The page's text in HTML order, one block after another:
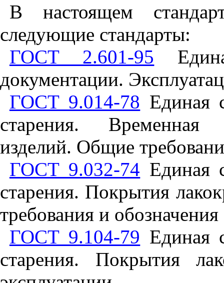
В настоящем
следующие стандарты:
ГОСТ 2.601-95
документации.
ГОСТ 9.014-78 Единая
старения. Временная
изделий. Общие
ГОСТ 9.032-74 Единая
старения. Покрытия
требования и обозначения
ГОСТ 9.104-79 Единая
старения. Покрытия